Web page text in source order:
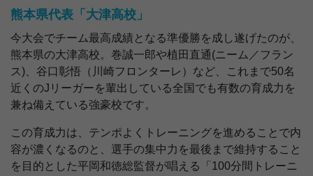
熊本県代表「大津高校」
今大会でチーム最高成績となる準優勝を成し遂げたのが、
熊本県の大津高校。巻誠一郎や植田直通(ニーム／フラン
ス)、谷口彰悟（川崎フロンターレ）など、これまで50名
近くのJリーガーを輩出している全国でも有数の育成力を
兼ね備えている強豪校です。
この育成力は、テンポよくトレーニングを進めることで内
容が濃くなるのと、選手の集中力を最後まで維持すること
を目的とした平岡和徳総監督が唱える「100分間トレーニ